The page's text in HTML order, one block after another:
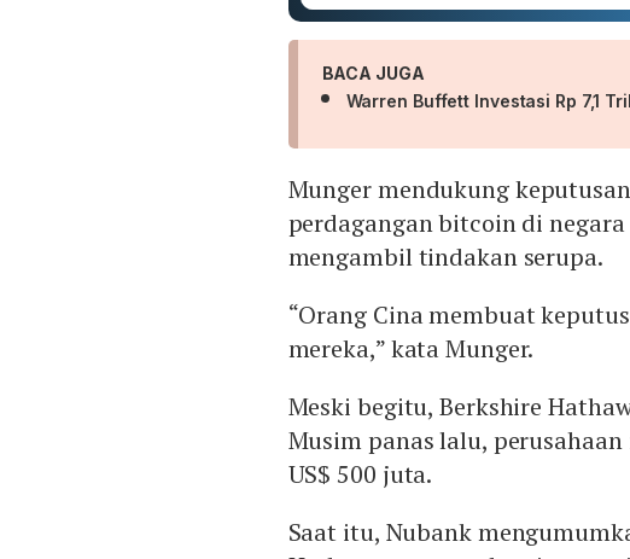
BACA JUGA
Warren Buffett Investasi Rp 7,1
Munger mendukung
perdagangan bitcoin di
mengambil tindakan serupa.
“Orang Cina membuat
mereka,” kata Munger.
Meski begitu, Berkshire
Musim panas lalu,
US$ 500 juta.
Saat itu, Nubank